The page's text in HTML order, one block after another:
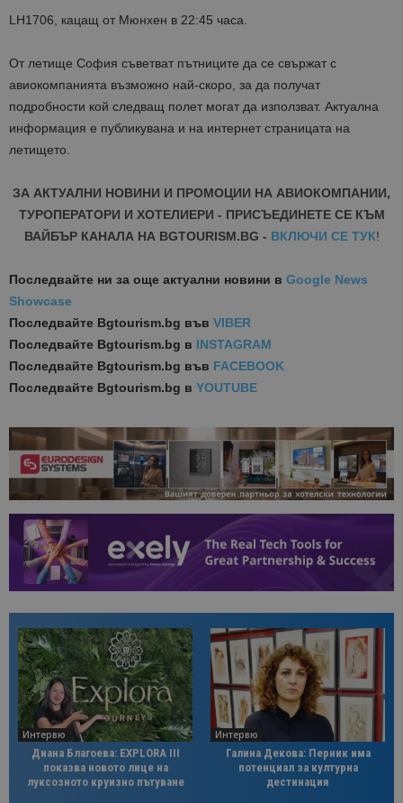
LH1706, кацащ от Мюнхен в 22:45 часа.
От летище София съветват пътниците да се свържат с
авиокомпанията възможно най-скоро, за да получат
подробности кой следващ полет могат да използват. Актуална
информация е публикувана и на интернет страницата на
летището.
ЗА АКТУАЛНИ НОВИНИ И ПРОМОЦИИ НА АВИОКОМПАНИИ,
ТУРОПЕРАТОРИ И ХОТЕЛИЕРИ - ПРИСЪЕДИНЕТЕ СЕ КЪМ
ВАЙБЪР КАНАЛА НА BGTOURISM.BG - ВКЛЮЧИ СЕ ТУК!
Последвайте ни за още актуални новини в Google News
Showcase
Последвайте Bgtourism.bg във VIBER
Последвайте Bgtourism.bg в INSTAGRAM
Последвайте Bgtourism.bg във FACEBOOK
Последвайте Bgtourism.bg в YOUTUBE
Интервю
Диана Благоева: EXPLORA III
показва новото лице на
луксозното круизно пътуване
Интервю
Галина Декова: Перник има
потенциал за културна
дестинация